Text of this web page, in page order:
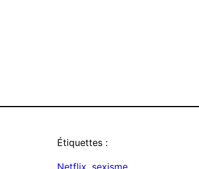
Étiquettes :
Netflix, sexisme